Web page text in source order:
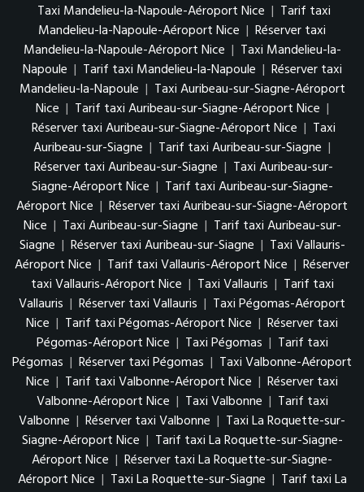
Taxi Mandelieu-la-Napoule-Aéroport Nice | Tarif taxi
Mandelieu-la-Napoule-Aéroport Nice | Réserver taxi
Mandelieu-la-Napoule-Aéroport Nice | Taxi Mandelieu-la-
Napoule | Tarif taxi Mandelieu-la-Napoule | Réserver taxi
Mandelieu-la-Napoule | Taxi Auribeau-sur-Siagne-Aéroport
Nice | Tarif taxi Auribeau-sur-Siagne-Aéroport Nice |
Réserver taxi Auribeau-sur-Siagne-Aéroport Nice | Taxi
Auribeau-sur-Siagne | Tarif taxi Auribeau-sur-Siagne |
Réserver taxi Auribeau-sur-Siagne | Taxi Auribeau-sur-
Siagne-Aéroport Nice | Tarif taxi Auribeau-sur-Siagne-
Aéroport Nice | Réserver taxi Auribeau-sur-Siagne-Aéroport
Nice | Taxi Auribeau-sur-Siagne | Tarif taxi Auribeau-sur-
Siagne | Réserver taxi Auribeau-sur-Siagne | Taxi Vallauris-
Aéroport Nice | Tarif taxi Vallauris-Aéroport Nice | Réserver
taxi Vallauris-Aéroport Nice | Taxi Vallauris | Tarif taxi
Vallauris | Réserver taxi Vallauris | Taxi Pégomas-Aéroport
Nice | Tarif taxi Pégomas-Aéroport Nice | Réserver taxi
Pégomas-Aéroport Nice | Taxi Pégomas | Tarif taxi
Pégomas | Réserver taxi Pégomas | Taxi Valbonne-Aéroport
Nice | Tarif taxi Valbonne-Aéroport Nice | Réserver taxi
Valbonne-Aéroport Nice | Taxi Valbonne | Tarif taxi
Valbonne | Réserver taxi Valbonne | Taxi La Roquette-sur-
Siagne-Aéroport Nice | Tarif taxi La Roquette-sur-Siagne-
Aéroport Nice | Réserver taxi La Roquette-sur-Siagne-
Aéroport Nice | Taxi La Roquette-sur-Siagne | Tarif taxi La